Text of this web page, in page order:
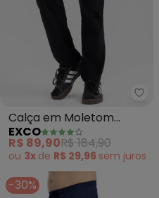
Calça em Moletom
(Preto)
EXCO
R$ 89,90R$ 184,90
ou 3x de R$ 29,96 sem juros
-30%